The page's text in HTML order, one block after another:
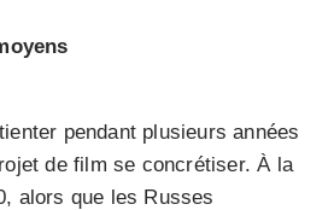
pendant plusieurs années
de film se concrétiser. À la
alors que les Russes